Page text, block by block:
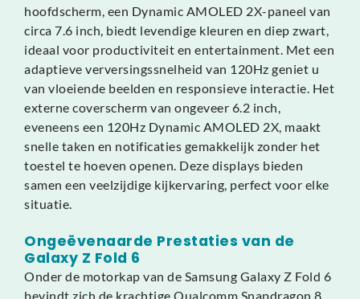
hoofdscherm, een Dynamic AMOLED 2X-paneel van
circa 7.6 inch, biedt levendige kleuren en diep zwart,
ideaal voor productiviteit en entertainment. Met een
adaptieve verversingssnelheid van 120Hz geniet u
van vloeiende beelden en responsieve interactie. Het
externe coverscherm van ongeveer 6.2 inch,
eveneens een 120Hz Dynamic AMOLED 2X, maakt
snelle taken en notificaties gemakkelijk zonder het
toestel te hoeven openen. Deze displays bieden
samen een veelzijdige kijkervaring, perfect voor elke
situatie.
Ongeëvenaarde Prestaties van de
Galaxy Z Fold 6
Onder de motorkap van de Samsung Galaxy Z Fold 6
bevindt zich de krachtige Qualcomm Snapdragon 8